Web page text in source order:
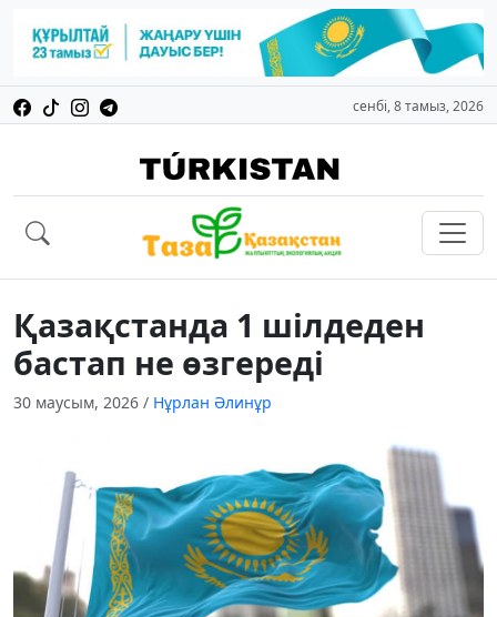
сенбі, 8 тамыз, 2026
Қазақстанда 1 шілдеден
бастап не өзгереді
30 маусым, 2026 / Нұрлан Әлинұр